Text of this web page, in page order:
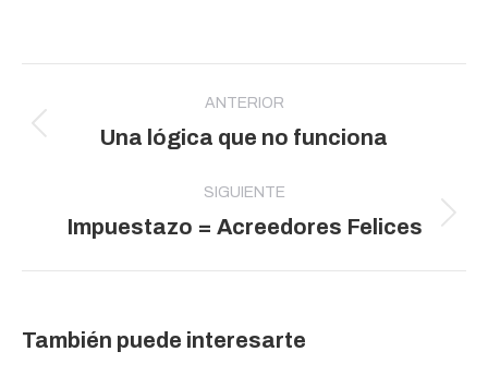
entre
publicaciones
ANTERIOR
Publicación
Una lógica que no funciona
SIGUIENTE
Publicación
Impuestazo = Acreedores Felices
También puede interesarte